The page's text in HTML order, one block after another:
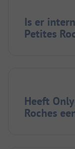
Is er
Petites
Heeft
Roches